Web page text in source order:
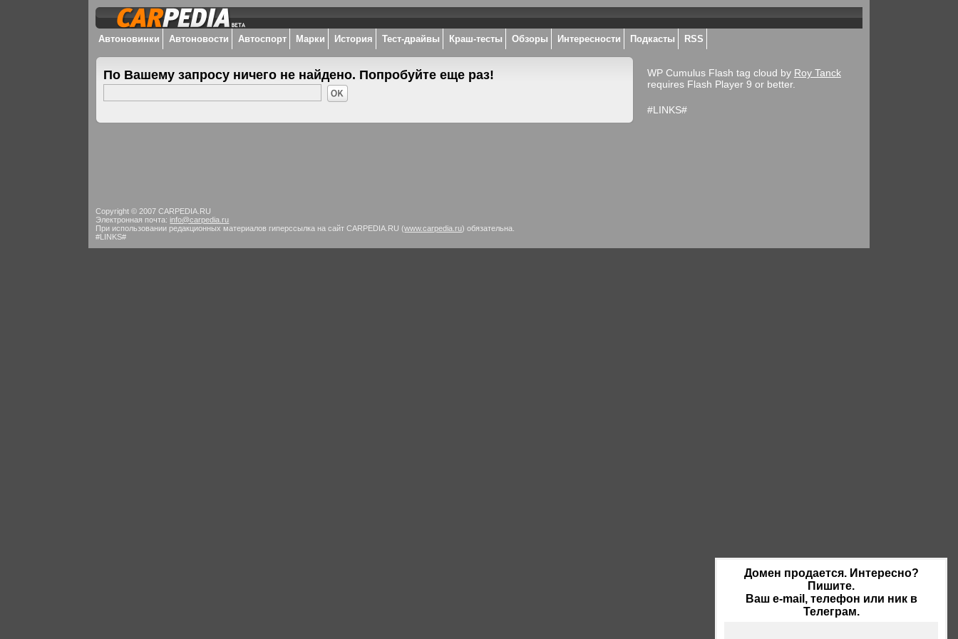
Автоновинки Автоновости Автоспорт Марки История Тест-драйвы Краш-тесты Обзоры Интересности Подкасты RSS
По Вашему запросу ничего не найдено. Попробуйте еще раз! WP Cumulus Flash tag cloud by Roy Tanck
requires Flash Player 9 or better.
#LINKS#
Copyright © 2007 CARPEDIA.RU
Электронная почта: info@carpedia.ru
При использовании редакционных материалов гиперссылка на сайт CARPEDIA.RU (www.carpedia.ru) обязательна.
#LINKS#
Домен продается. Интересно?
Пишите.
Ваш e-mail, телефон или ник в
Телеграм.